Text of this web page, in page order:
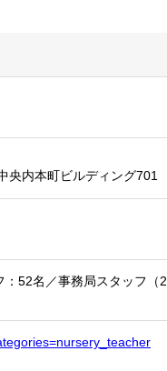
央内本町ビルディング701
52名／事務局スタッフ（